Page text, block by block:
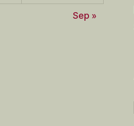
Sep »